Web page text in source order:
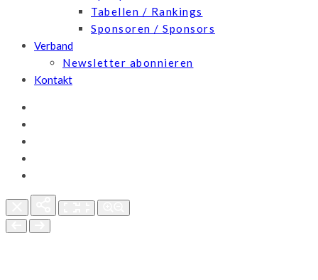
Tabellen / Rankings
Sponsoren / Sponsors
Verband
Newsletter abonnieren
Kontakt